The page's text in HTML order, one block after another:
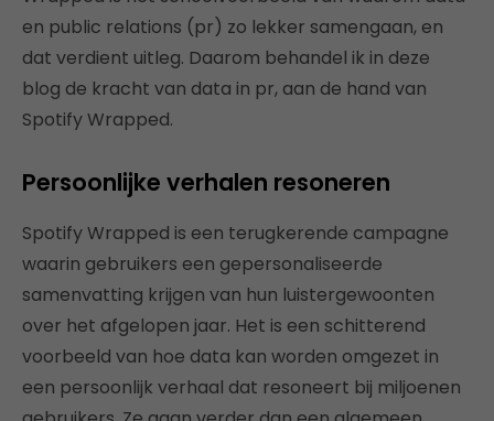
en public relations (pr) zo lekker samengaan, en
dat verdient uitleg. Daarom behandel ik in deze
blog de kracht van data in pr, aan de hand van
Spotify Wrapped.
Persoonlijke verhalen resoneren
Spotify Wrapped is een terugkerende campagne
waarin gebruikers een gepersonaliseerde
samenvatting krijgen van hun luistergewoonten
over het afgelopen jaar. Het is een schitterend
voorbeeld van hoe data kan worden omgezet in
een persoonlijk verhaal dat resoneert bij miljoenen